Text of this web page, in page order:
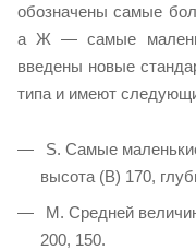
обозначены самые
а Ж — самые
введены новые
типа и имеют
S. Самые
высота (В) 170,
М. Средней
200, 150.